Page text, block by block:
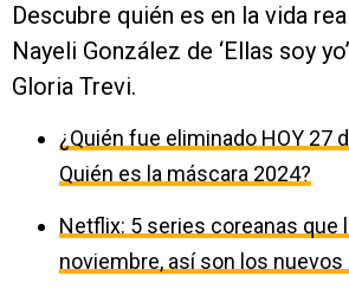
Descubre quién es en la vida
Nayeli González de ‘Ellas soy
Gloria Trevi.
¿Quién fue eliminado HOY 27
Quién es la máscara 2024?
Netflix: 5 series coreanas que
noviembre, así son los nuevos